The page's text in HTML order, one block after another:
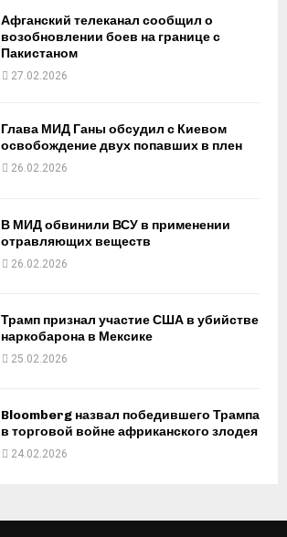
Афганский телеканал сообщил о
возобновлении боев на границе с
Пакистаном
27.02.2026
Глава МИД Ганы обсудил с Киевом
освобождение двух попавших в плен
26.02.2026
В МИД обвинили ВСУ в применении
отравляющих веществ
26.02.2026
Трамп признал участие США в убийстве
наркобарона в Мексике
25.02.2026
Bloomberg назвал победившего Трампа
в торговой войне африканского злодея
24.02.2026